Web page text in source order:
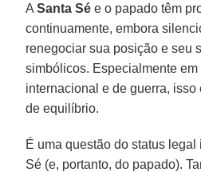
ASanta Sé e o papado têm
continuamente, embora
renegociar sua posição e seu
simbólicos. Especialmente
internacional e de guerra,
de equilíbrio.
É uma questão do status
Sé (e, portanto, do papado).